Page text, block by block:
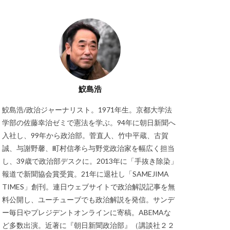
鮫島浩
鮫島浩/政治ジャーナリスト。1971年生。京都大学法
学部の佐藤幸治ゼミで憲法を学ぶ。94年に朝日新聞へ
入社し、99年から政治部。菅直人、竹中平蔵、古賀
誠、与謝野馨、町村信孝ら与野党政治家を幅広く担当
し、39歳で政治部デスクに。2013年に「手抜き除染」
報道で新聞協会賞受賞。21年に退社し「SAMEJIMA
TIMES」創刊。連日ウェブサイトで政治解説記事を無
料公開し、ユーチューブでも政治解説を発信。サンデ
ー毎日やプレジデントオンラインに寄稿。ABEMAな
ど多数出演。近著に『朝日新聞政治部』（講談社２２